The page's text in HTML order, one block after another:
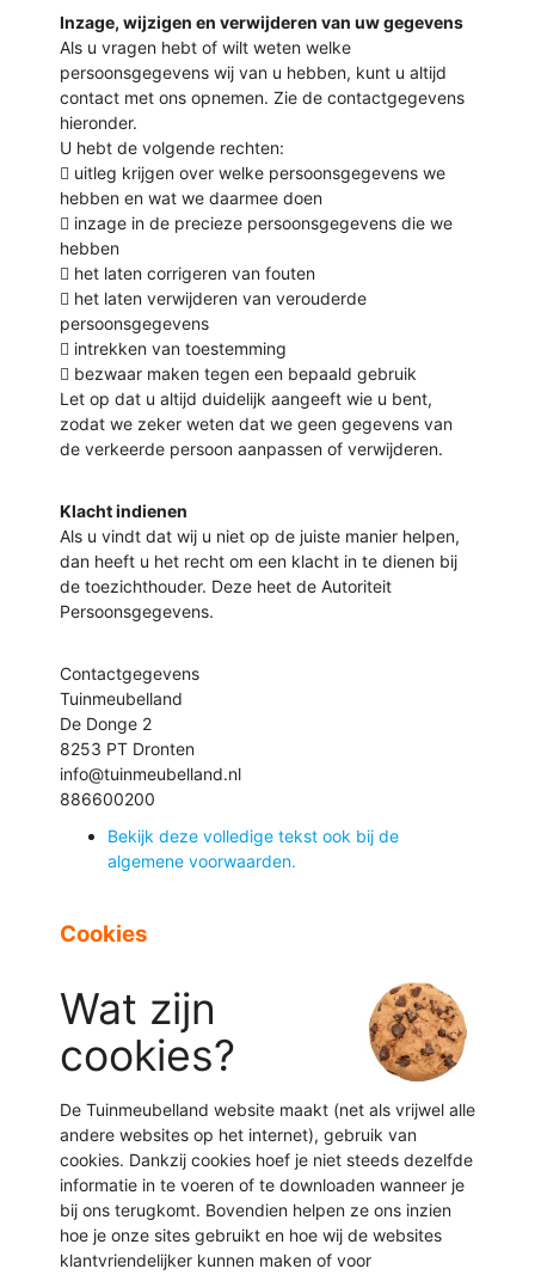
Inzage, wijzigen en verwijderen van uw gegevens
Als u vragen hebt of wilt weten welke
persoonsgegevens wij van u hebben, kunt u altijd
contact met ons opnemen. Zie de contactgegevens
hieronder.
U hebt de volgende rechten:
 uitleg krijgen over welke persoonsgegevens we
hebben en wat we daarmee doen
 inzage in de precieze persoonsgegevens die we
hebben
 het laten corrigeren van fouten
 het laten verwijderen van verouderde
persoonsgegevens
 intrekken van toestemming
 bezwaar maken tegen een bepaald gebruik
Let op dat u altijd duidelijk aangeeft wie u bent,
zodat we zeker weten dat we geen gegevens van
de verkeerde persoon aanpassen of verwijderen.
Klacht indienen
Als u vindt dat wij u niet op de juiste manier helpen,
dan heeft u het recht om een klacht in te dienen bij
de toezichthouder. Deze heet de Autoriteit
Persoonsgegevens.
Contactgegevens
Tuinmeubelland
De Donge 2
8253 PT Dronten
info@tuinmeubelland.nl
886600200
Bekijk deze volledige tekst ook bij de
algemene voorwaarden.
Cookies
Wat zijn
cookies?
De Tuinmeubelland website maakt (net als vrijwel alle
andere websites op het internet), gebruik van
cookies. Dankzij cookies hoef je niet steeds dezelfde
informatie in te voeren of te downloaden wanneer je
bij ons terugkomt. Bovendien helpen ze ons inzien
hoe je onze sites gebruikt en hoe wij de websites
klantvriendelijker kunnen maken of voor